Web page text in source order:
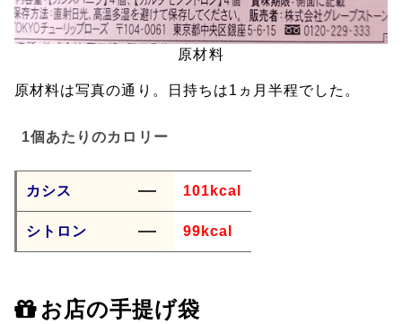
原材料
原材料は写真の通り。日持ちは1ヵ月半程でした。
1個あたりのカロリー
カシス 101kcal
シトロン 99kcal
お店の手提げ袋